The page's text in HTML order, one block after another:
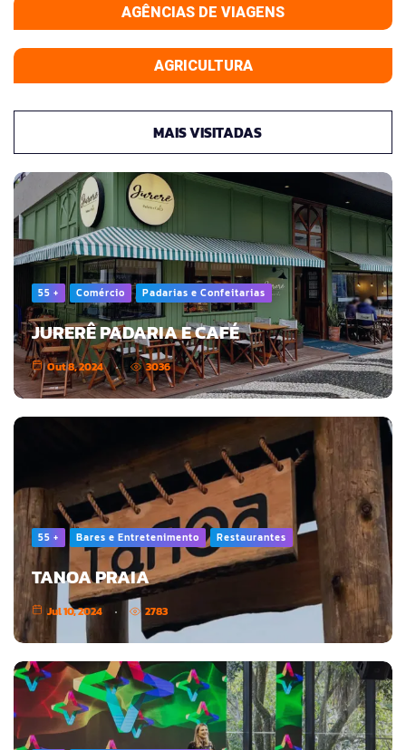
AGÊNCIAS DE VIAGENS
AGRICULTURA
MAIS VISITADAS
55 + Comércio Padarias e Confeitarias
JURERÊ PADARIA E CAFÉ
Out 8, 2024 3036
55 + Bares e Entretenimento Restaurantes
TANOA PRAIA
Jul 10, 2024 2783